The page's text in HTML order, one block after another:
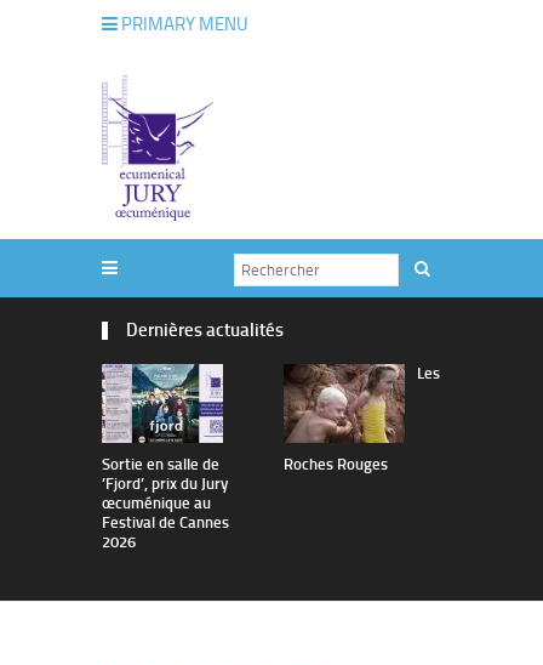
PRIMARY MENU
Dernières actualités
Sortie en salle de
’Fjord’, prix du Jury
œcuménique au
Festival de Cannes
2026
Les
Roches Rouges